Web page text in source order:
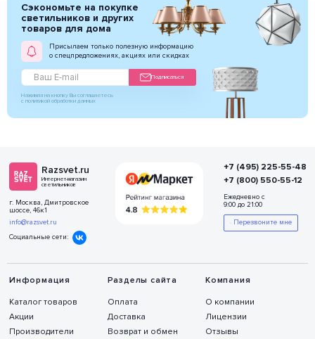
Сэкономьте на покупке
светильников и других
товаров для дома
Присылаем только полезную информацию
о спецпредложениях, акциях или скидках
Подписаться
Нажимая на кнопку Вы соглашаетесь
с политикой обработки данных
Razsvet.ru
Интернет-магазин
светильников
г. Москва, Дмитровское
шоссе, 46к1
info@razsvet.ru
Социальные сети:
Информация
Каталог товаров
Акции
Производители
Разделы сайта
Оплата
Доставка
Возврат и обмен
Компания
О компании
Лицензии
Отзывы
+7 (495) 225-55-48
+7 (800) 550-55-12
Ежедневно с
9:00 до 21:00
Перезвоните мне